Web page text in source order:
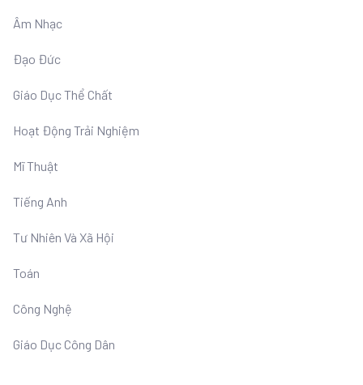
Âm Nhạc
Đạo Đức
Giáo Dục Thể Chất
Hoạt Động Trải Nghiệm
Mĩ Thuật
Tiếng Anh
Tư Nhiên Và Xã Hội
Toán
Công Nghệ
Giáo Dục Công Dân